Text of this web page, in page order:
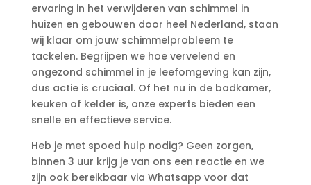
ervaring in het verwijderen van schimmel in
huizen en gebouwen door heel Nederland, staan
wij klaar om jouw schimmelprobleem te
tackelen.​ Begrijpen we hoe vervelend en
ongezond schimmel in je leefomgeving kan zijn,
dus actie is cruciaal.​ Of het nu in de badkamer,
keuken of kelder is, onze experts bieden een
snelle en effectieve service.​
Heb je met spoed hulp nodig? Geen zorgen,
binnen 3 uur krijg je van ons een reactie en we
zijn ook bereikbaar via Whatsapp voor dat